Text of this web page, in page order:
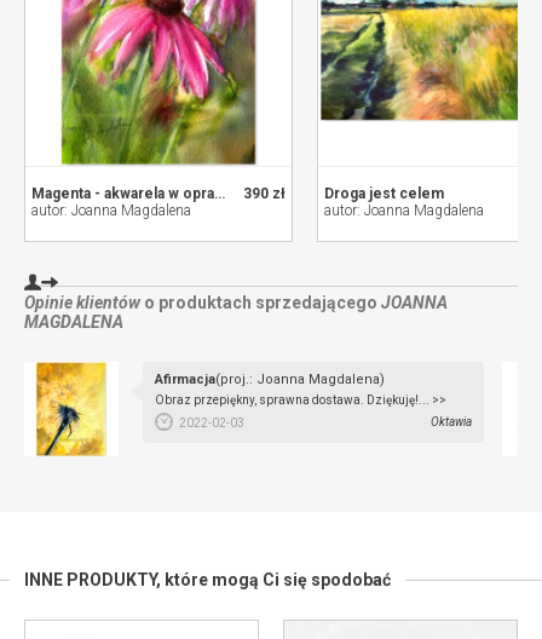
390 zł
Magenta - akwarela w oprawie
autor: Joanna Magdalena
Droga jest celem
autor: Joanna Magdalena
Opinie klientów o produktach sprzedającego JOANNA
MAGDALENA
Afirmacja(proj.: Joanna Magdalena)
Obraz przepiękny, sprawna dostawa. Dziękuję!... >>
2022-02-03
Oktawia
INNE PRODUKTY, które mogą Ci się spodobać